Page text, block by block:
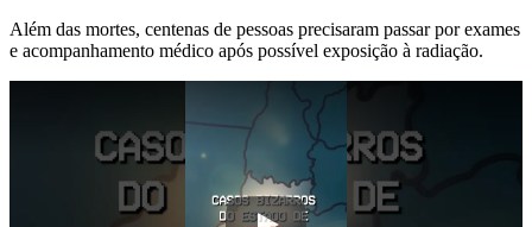
Além das mortes, centenas de pessoas precisaram passar por exames
e acompanhamento médico após possível exposição à radiação.